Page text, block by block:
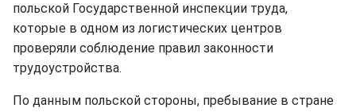
польской Государственной инспекции труда,
которые в одном из логистических центров
проверяли соблюдение правил законности
трудоустройства.
По данным польской стороны, пребывание в стране